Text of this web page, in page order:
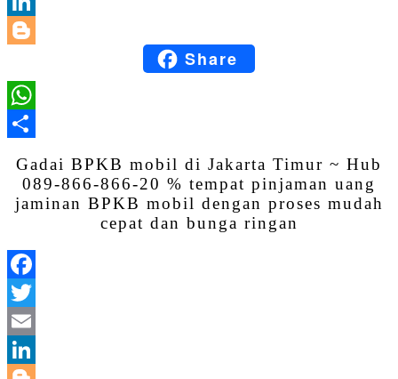
BloggerShare
Gadai BPKB mobil di Jakarta Timur ~ Hub
089-866-866-20 % tempat pinjaman uang
jaminan BPKB mobil dengan proses mudah
cepat dan bunga ringan